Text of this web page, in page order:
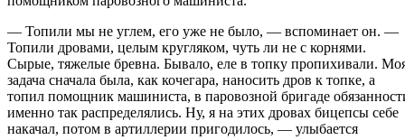
— Топили мы не углем, его уже не было, — вспоминает он. —
Топили дровами, целым кругляком, чуть ли не с корнями.
Сырые, тяжелые бревна. Бывало, еле в топку пропихивали.
задача сначала была, как кочегара, наносить дров к топке, а
топил помощник машиниста, в паровозной бригаде
именно так распределялись. Ну, я на этих дровах бицепсы себе
накачал, потом в артиллерии пригодилось, — улыбается